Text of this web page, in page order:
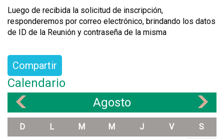
Luego de recibida la solicitud de inscripción,
responderemos por correo electrónico, brindando los datos
de ID de la Reunión y contraseña de la misma
Compartir
Calendario
Agosto
D L M M J V S